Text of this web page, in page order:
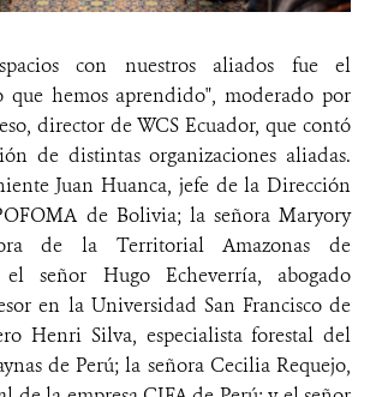
con nuestros aliados fue el
que hemos aprendido", moderado por
director de WCS Ecuador, que contó
de distintas organizaciones aliadas.
Juan Huanca, jefe de la Dirección
de Bolivia; la señora Maryory
de la Territorial Amazonas de
el señor Hugo Echeverría, abogado
en la Universidad San Francisco de
Henri Silva, especialista forestal del
de Perú; la señora Cecilia Requejo,